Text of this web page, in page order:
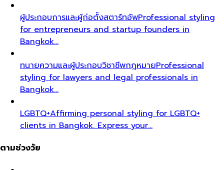
ผู้ประกอบการและผู้ก่อตั้งสตาร์ทอัพProfessional styling
for entrepreneurs and startup founders in
Bangkok…
ทนายความและผู้ประกอบวิชาชีพกฎหมายProfessional
styling for lawyers and legal professionals in
Bangkok…
LGBTQ+Affirming personal styling for LGBTQ+
clients in Bangkok. Express your…
ตามช่วงวัย